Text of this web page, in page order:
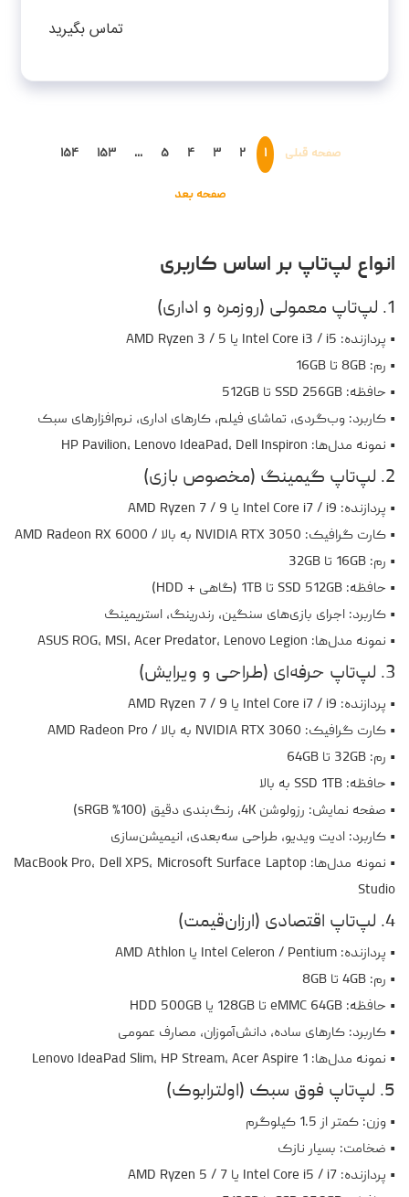
تماس بگیرید
صفحه قبلی ۱ ۲ ۳ ۴ ۵ ... ۱۵۳ ۱۵۴
صفحه بعد
انواع لپ‌تاپ بر اساس کاربری
1. لپ‌تاپ معمولی (روزمره و اداری)
• پردازنده: Intel Core i3 / i5 یا AMD Ryzen 3 / 5
• رم: 8GB تا 16GB
• حافظه: SSD 256GB تا 512GB
• کاربرد: وب‌گردی، تماشای فیلم، کارهای اداری، نرم‌افزارهای سبک
• نمونه مدل‌ها: HP Pavilion، Lenovo IdeaPad، Dell Inspiron
2. لپ‌تاپ گیمینگ (مخصوص بازی)
• پردازنده: Intel Core i7 / i9 یا AMD Ryzen 7 / 9
• کارت گرافیک: NVIDIA RTX 3050 به بالا / AMD Radeon RX 6000
• رم: 16GB تا 32GB
• حافظه: SSD 512GB تا 1TB (گاهی + HDD)
• کاربرد: اجرای بازی‌های سنگین، رندرینگ، استریمینگ
• نمونه مدل‌ها: ASUS ROG، MSI، Acer Predator، Lenovo Legion
3. لپ‌تاپ حرفه‌ای (طراحی و ویرایش)
• پردازنده: Intel Core i7 / i9 یا AMD Ryzen 7 / 9
• کارت گرافیک: NVIDIA RTX 3060 به بالا / AMD Radeon Pro
• رم: 32GB تا 64GB
• حافظه: SSD 1TB به بالا
• صفحه نمایش: رزولوشن 4K، رنگ‌بندی دقیق (100% sRGB)
• کاربرد: ادیت ویدیو، طراحی سه‌بعدی، انیمیشن‌سازی
• نمونه مدل‌ها: MacBook Pro، Dell XPS، Microsoft Surface Laptop
Studio
4. لپ‌تاپ اقتصادی (ارزان‌قیمت)
• پردازنده: Intel Celeron / Pentium یا AMD Athlon
• رم: 4GB تا 8GB
• حافظه: eMMC 64GB تا 128GB یا HDD 500GB
• کاربرد: کارهای ساده، دانش‌آموزان، مصارف عمومی
• نمونه مدل‌ها: Lenovo IdeaPad Slim، HP Stream، Acer Aspire 1
5. لپ‌تاپ فوق سبک (اولترابوک)
• وزن: کمتر از 1.5 کیلوگرم
• ضخامت: بسیار نازک
• پردازنده: Intel Core i5 / i7 یا AMD Ryzen 5 / 7